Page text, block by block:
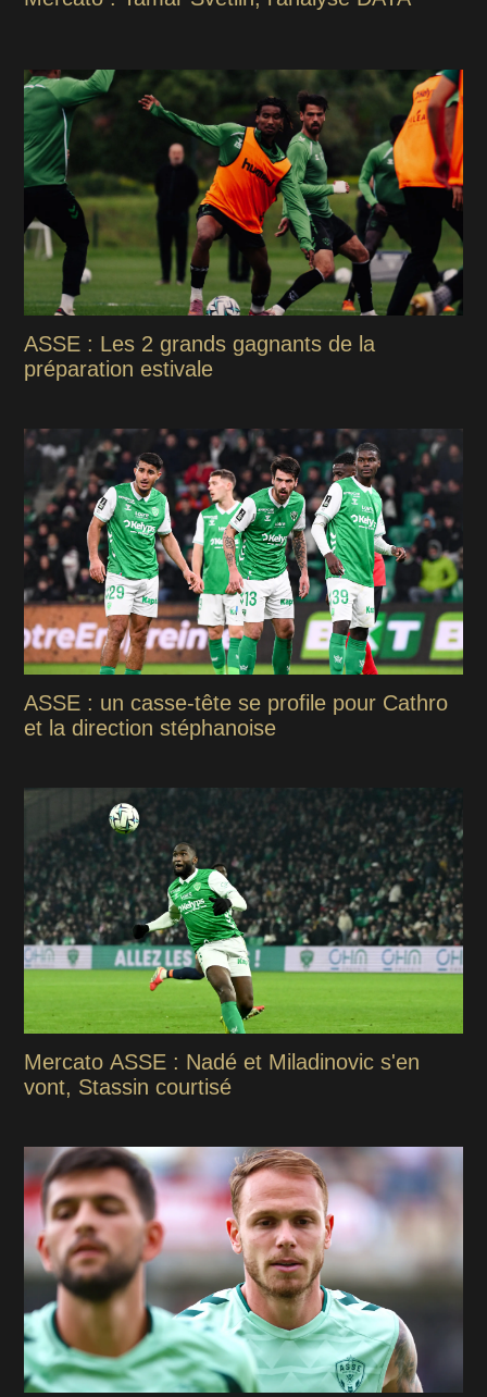
ASSE : Les 2 grands gagnants de la
préparation estivale
ASSE : un casse-tête se profile pour Cathro
et la direction stéphanoise
Mercato ASSE : Nadé et Miladinovic s'en
vont, Stassin courtisé